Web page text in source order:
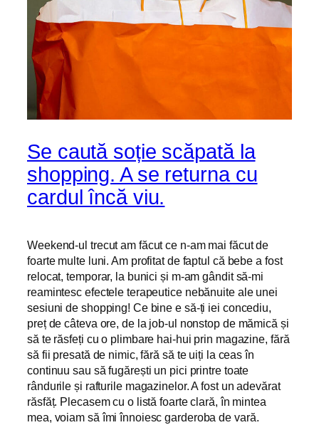
Se caută soție scăpată la
shopping. A se returna cu
cardul încă viu.
Weekend-ul trecut am făcut ce n-am mai făcut de
foarte multe luni. Am profitat de faptul că bebe a fost
relocat, temporar, la bunici și m-am gândit să-mi
reamintesc efectele terapeutice nebănuite ale unei
sesiuni de shopping! Ce bine e să-ți iei concediu,
preț de câteva ore, de la job-ul nonstop de mămică și
să te răsfeți cu o plimbare hai-hui prin magazine, fără
să fii presată de nimic, fără să te uiți la ceas în
continuu sau să fugărești un pici printre toate
rândurile și rafturile magazinelor. A fost un adevărat
răsfăț. Plecasem cu o listă foarte clară, în mintea
mea, voiam să îmi înnoiesc garderoba de vară.